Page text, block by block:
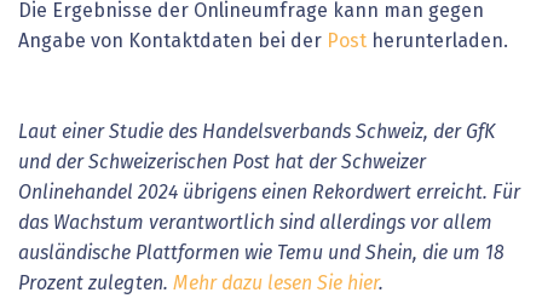
Die Ergebnisse der Onlineumfrage kann man gegen
Angabe von Kontaktdaten bei der Post herunterladen.
Laut einer Studie des Handelsverbands Schweiz, der GfK
und der Schweizerischen Post hat der Schweizer
Onlinehandel 2024 übrigens einen Rekordwert erreicht. Für
das Wachstum verantwortlich sind allerdings vor allem
ausländische Plattformen wie Temu und Shein, die um 18
Prozent zulegten. Mehr dazu lesen Sie hier.